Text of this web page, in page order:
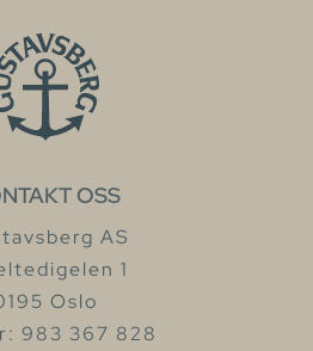
OSS
AS
1
Oslo
983 367 828